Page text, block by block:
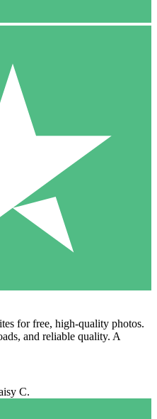
for free, high‑quality photos.
and reliable quality. A
C.